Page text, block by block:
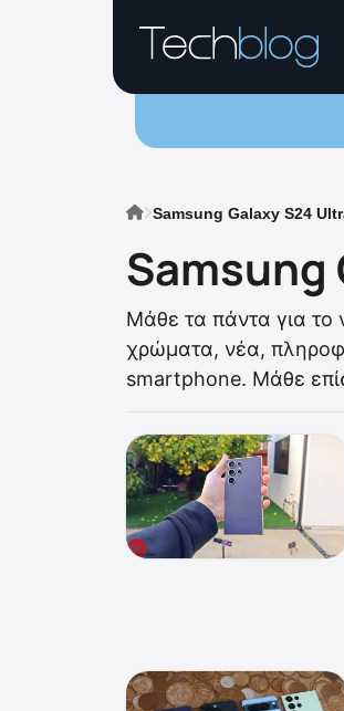
Samsung Galaxy S24
Samsung
Mάθε τα πάντα για το
χρώματα, νέα,
smartphone. Μάθε